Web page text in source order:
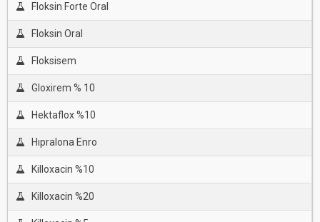
Floksin Forte Oral
Floksin Oral
Floksisem
Gloxirem % 10
Hektaflox %10
Hıpralona Enro
Killoxacin %10
Killoxacin %20